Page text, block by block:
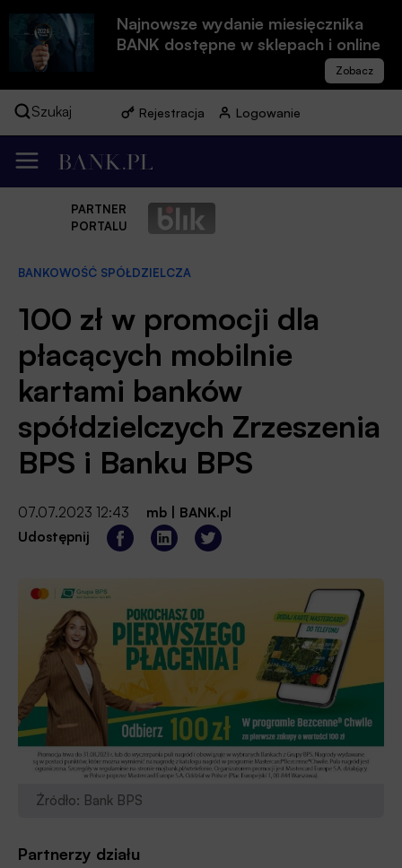
Najnowsze wydanie miesięcznika
BANK dostępne w sklepach i online
Szukaj Rejestracja Logowanie
PARTNER
PORTALU
BANKOWOŚĆ SPÓŁDZIELCZA
100 zł w promocji dla
płacących mobilnie
kartami banków
spółdzielczych Zrzeszenia
BPS i Banku BPS
07.07.2023 12:43 mb
BANK.pl
Udostępnij
Źródło: Bank BPS
Partnerzy działu